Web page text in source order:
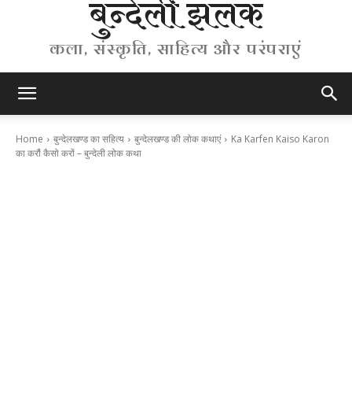
बुन्देली झलक
कला, संस्कृति, साहित्य और परंपराएं
Home बुन्देलखण्ड का सहित्य बुन्देलखण्ड की लोक कथाएं
Ka Karfen Kaiso Karon
का करौं कैसो करों – बुन्देली लोक कथा